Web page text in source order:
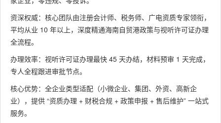
资深权威：核心团队由注册会计师、税务师、广电资质专家领衔，
平均从业 10 年以上，深度精通海南自贸港政策与视听许可证办理
全流程。
办理效率：视听许可证办理最快 45 天办结，材料预审 1 天完成，
专人全程跟进审批节点。
核心优势：全企业类型适配（小微企业、集团、外资、高新企
业），提供 “资质办理 + 财税合规 + 政策申报 + 售后维护” 一站式
服务。